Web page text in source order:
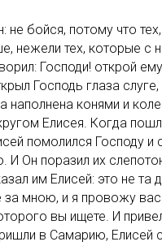
не бойся, потому что
нежели тех, которые с
Господи! открой
Господь глаза слуге,
наполнена конями и
Елисея. Когда
помолился Господу и
И Он поразил их
им Елисей: это не та
за мною, и я провожу
вы ищете. И
в Самарию, Елисей